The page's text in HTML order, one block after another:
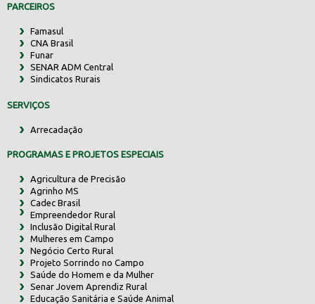
PARCEIROS
Famasul
CNA Brasil
Funar
SENAR ADM Central
Sindicatos Rurais
SERVIÇOS
Arrecadação
PROGRAMAS E PROJETOS ESPECIAIS
Agricultura de Precisão
Agrinho MS
Cadec Brasil
Empreendedor Rural
Inclusão Digital Rural
Mulheres em Campo
Negócio Certo Rural
Projeto Sorrindo no Campo
Saúde do Homem e da Mulher
Senar Jovem Aprendiz Rural
Educação Sanitária e Saúde Animal